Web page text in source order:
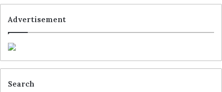
Advertisement
Search